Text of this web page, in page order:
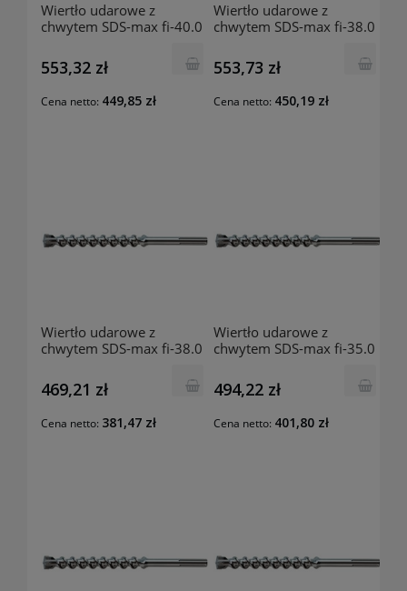
Wiertło udarowe z
chwytem SDS-max fi-40.0
201742806 Luna
553,32 zł
Cena netto: 449,85 zł
Wiertło udarowe z
chwytem SDS-max fi-38.0
201742707 Luna
553,73 zł
Cena netto: 450,19 zł
Wiertło udarowe z
chwytem SDS-max fi-38.0
201742608 Luna
469,21 zł
Cena netto: 381,47 zł
Wiertło udarowe z
chwytem SDS-max fi-35.0
201742509 Luna
494,22 zł
Cena netto: 401,80 zł